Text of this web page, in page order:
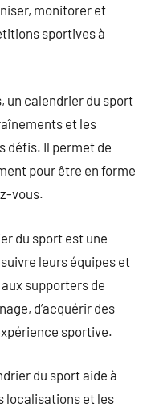
monitorer et
sportives à
un calendrier du sport
et les
défis. Il permet de
pour être en forme
vous.
du sport est une
leurs équipes et
supporters de
d’acquérir des
sportive.
du sport aide à
localisations et les